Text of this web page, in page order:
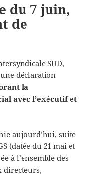
du 7 juin,
de
SUD,
une déclaration
la
avec l’exécutif et
aujourd’hui, suite
(datée du 21 mai et
à l’ensemble des
directeurs,